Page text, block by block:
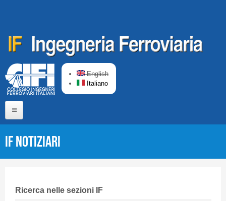
English
Italiano
CIFI in breve
IF Notiziari
Ricerca nelle sezioni IF